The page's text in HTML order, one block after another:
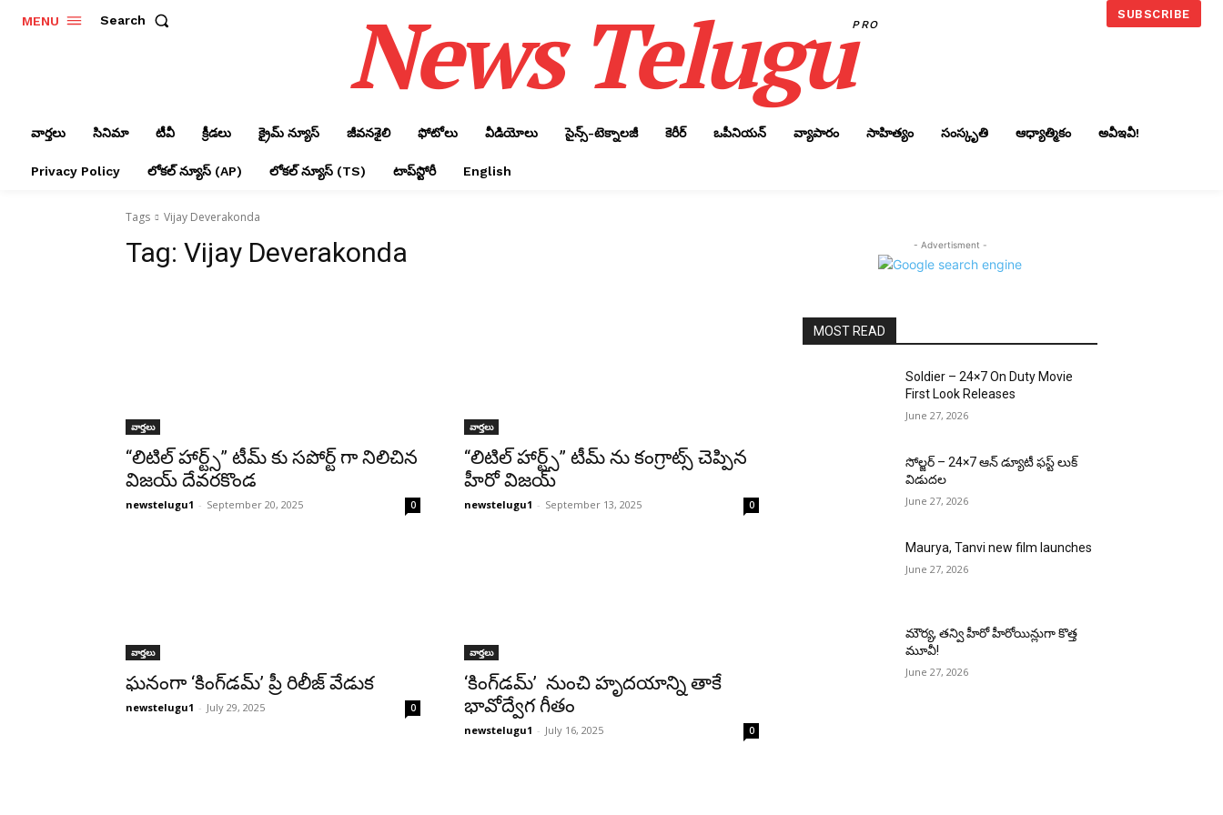
MENU Search News TeluguPRO
SUBSCRIBE
వార్తలు సినిమా టీవీ క్రీడలు క్రైమ్ న్యూస్‌ జీవనశైలి ఫోటోలు వీడియోలు సైన్స్‌-టెక్నాలజీ కెరీర్‌ ఒపీనియన్‌ వ్యాపారం సాహిత్యం సంస్కృతి ఆధ్యాత్మికం అవీఇవీ!
Privacy Policy లోక‌ల్ న్యూస్‌ (AP) లోక‌ల్ న్యూస్‌ (TS) టాప్‌స్టోరీ English
Tags Vijay Deverakonda
Tag: Vijay Deverakonda
వార్తలు
“లిటిల్ హార్ట్స్” టీమ్ కు సపోర్ట్ గా నిలిచిన
విజయ్ దేవరకొండ
newstelugu1 - September 20, 2025 0
వార్తలు
“లిటిల్ హార్ట్స్” టీమ్ ను కంగ్రాట్స్ చెప్పిన
హీరో విజయ్
newstelugu1 - September 13, 2025 0
వార్తలు
ఘనంగా ‘కింగ్‌డమ్’ ప్రీ రిలీజ్ వేడుక
newstelugu1 - July 29, 2025 0
వార్తలు
‘కింగ్‌డమ్’ నుంచి హృదయాన్ని తాకే
భావోద్వేగ గీతం
newstelugu1 - July 16, 2025 0
- Advertisment -
MOST READ
Soldier – 24×7 On Duty Movie
First Look Releases
June 27, 2026
సోల్జర్ – 24×7 ఆన్ డ్యూటీ ఫస్ట్ లుక్
విడుదల
June 27, 2026
Maurya, Tanvi new film launches
June 27, 2026
మౌర్య‌, త‌న్వి హీరో హీరోయిన్లుగా కొత్త
మూవీ!
June 27, 2026